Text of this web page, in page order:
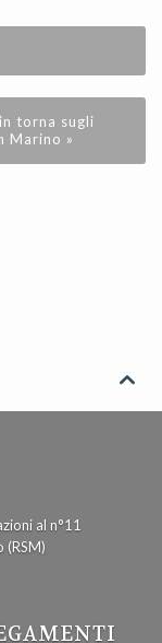
torna sugli
Marino »

al n°11
(RSM)